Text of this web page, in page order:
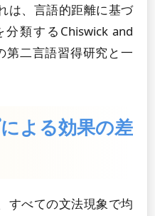
は、言語的距離に基づ
類するChiswick and
第二言語習得研究と一
よる効果の差
すべての文法現象で均